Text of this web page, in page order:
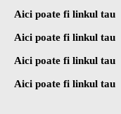
Aici poate fi linkul tau
Aici poate fi linkul tau
Aici poate fi linkul tau
Aici poate fi linkul tau